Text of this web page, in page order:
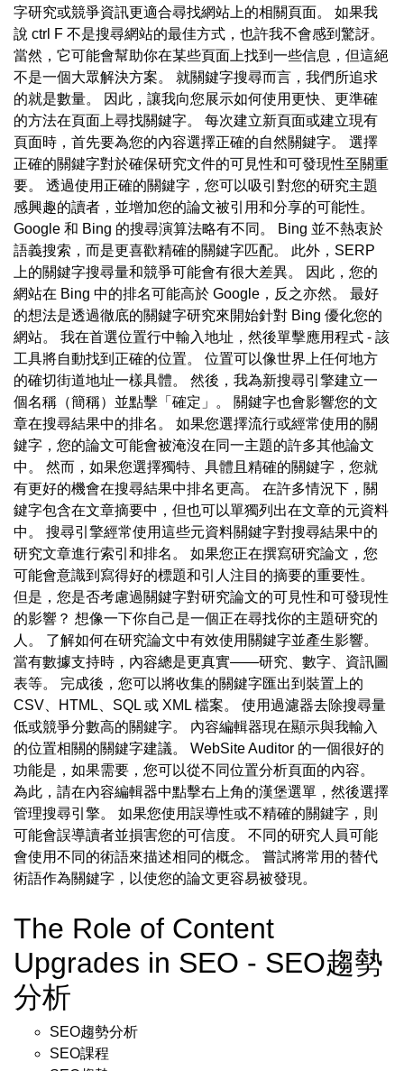
字研究或競爭資訊更適合尋找網站上的相關頁面。 如果我
說 ctrl F 不是搜尋網站的最佳方式，也許我不會感到驚訝。
當然，它可能會幫助你在某些頁面上找到一些信息，但這絕
不是一個大眾解決方案。 就關鍵字搜尋而言，我們所追求
的就是數量。 因此，讓我向您展示如何使用更快、更準確
的方法在頁面上尋找關鍵字。 每次建立新頁面或建立現有
頁面時，首先要為您的內容選擇正確的自然關鍵字。 選擇
正確的關鍵字對於確保研究文件的可見性和可發現性至關重
要。 透過使用正確的關鍵字，您可以吸引對您的研究主題
感興趣的讀者，並增加您的論文被引用和分享的可能性。
Google 和 Bing 的搜尋演算法略有不同。 Bing 並不熱衷於
語義搜索，而是更喜歡精確的關鍵字匹配。 此外，SERP
上的關鍵字搜尋量和競爭可能會有很大差異。 因此，您的
網站在 Bing 中的排名可能高於 Google，反之亦然。 最好
的想法是透過徹底的關鍵字研究來開始針對 Bing 優化您的
網站。 我在首選位置行中輸入地址，然後單擊應用程式 - 該
工具將自動找到正確的位置。 位置可以像世界上任何地方
的確切街道地址一樣具體。 然後，我為新搜尋引擎建立一
個名稱（簡稱）並點擊「確定」。 關鍵字也會影響您的文
章在搜尋結果中的排名。 如果您選擇流行或經常使用的關
鍵字，您的論文可能會被淹沒在同一主題的許多其他論文
中。 然而，如果您選擇獨特、具體且精確的關鍵字，您就
有更好的機會在搜尋結果中排名更高。 在許多情況下，關
鍵字包含在文章摘要中，但也可以單獨列出在文章的元資料
中。 搜尋引擎經常使用這些元資料關鍵字對搜尋結果中的
研究文章進行索引和排名。 如果您正在撰寫研究論文，您
可能會意識到寫得好的標題和引人注目的摘要的重要性。
但是，您是否考慮過關鍵字對研究論文的可見性和可發現性
的影響？ 想像一下你自己是一個正在尋找你的主題研究的
人。 了解如何在研究論文中有效使用關鍵字並產生影響。
當有數據支持時，內容總是更真實——研究、數字、資訊圖
表等。 完成後，您可以將收集的關鍵字匯出到裝置上的
CSV、HTML、SQL 或 XML 檔案。 使用過濾器去除搜尋量
低或競爭分數高的關鍵字。 內容編輯器現在顯示與我輸入
的位置相關的關鍵字建議。 WebSite Auditor 的一個很好的
功能是，如果需要，您可以從不同位置分析頁面的內容。
為此，請在內容編輯器中點擊右上角的漢堡選單，然後選擇
管理搜尋引擎。 如果您使用誤導性或不精確的關鍵字，則
可能會誤導讀者並損害您的可信度。 不同的研究人員可能
會使用不同的術語來描述相同的概念。 嘗試將常用的替代
術語作為關鍵字，以使您的論文更容易被發現。
The Role of Content
Upgrades in SEO - SEO趨勢
分析
SEO趨勢分析
SEO課程